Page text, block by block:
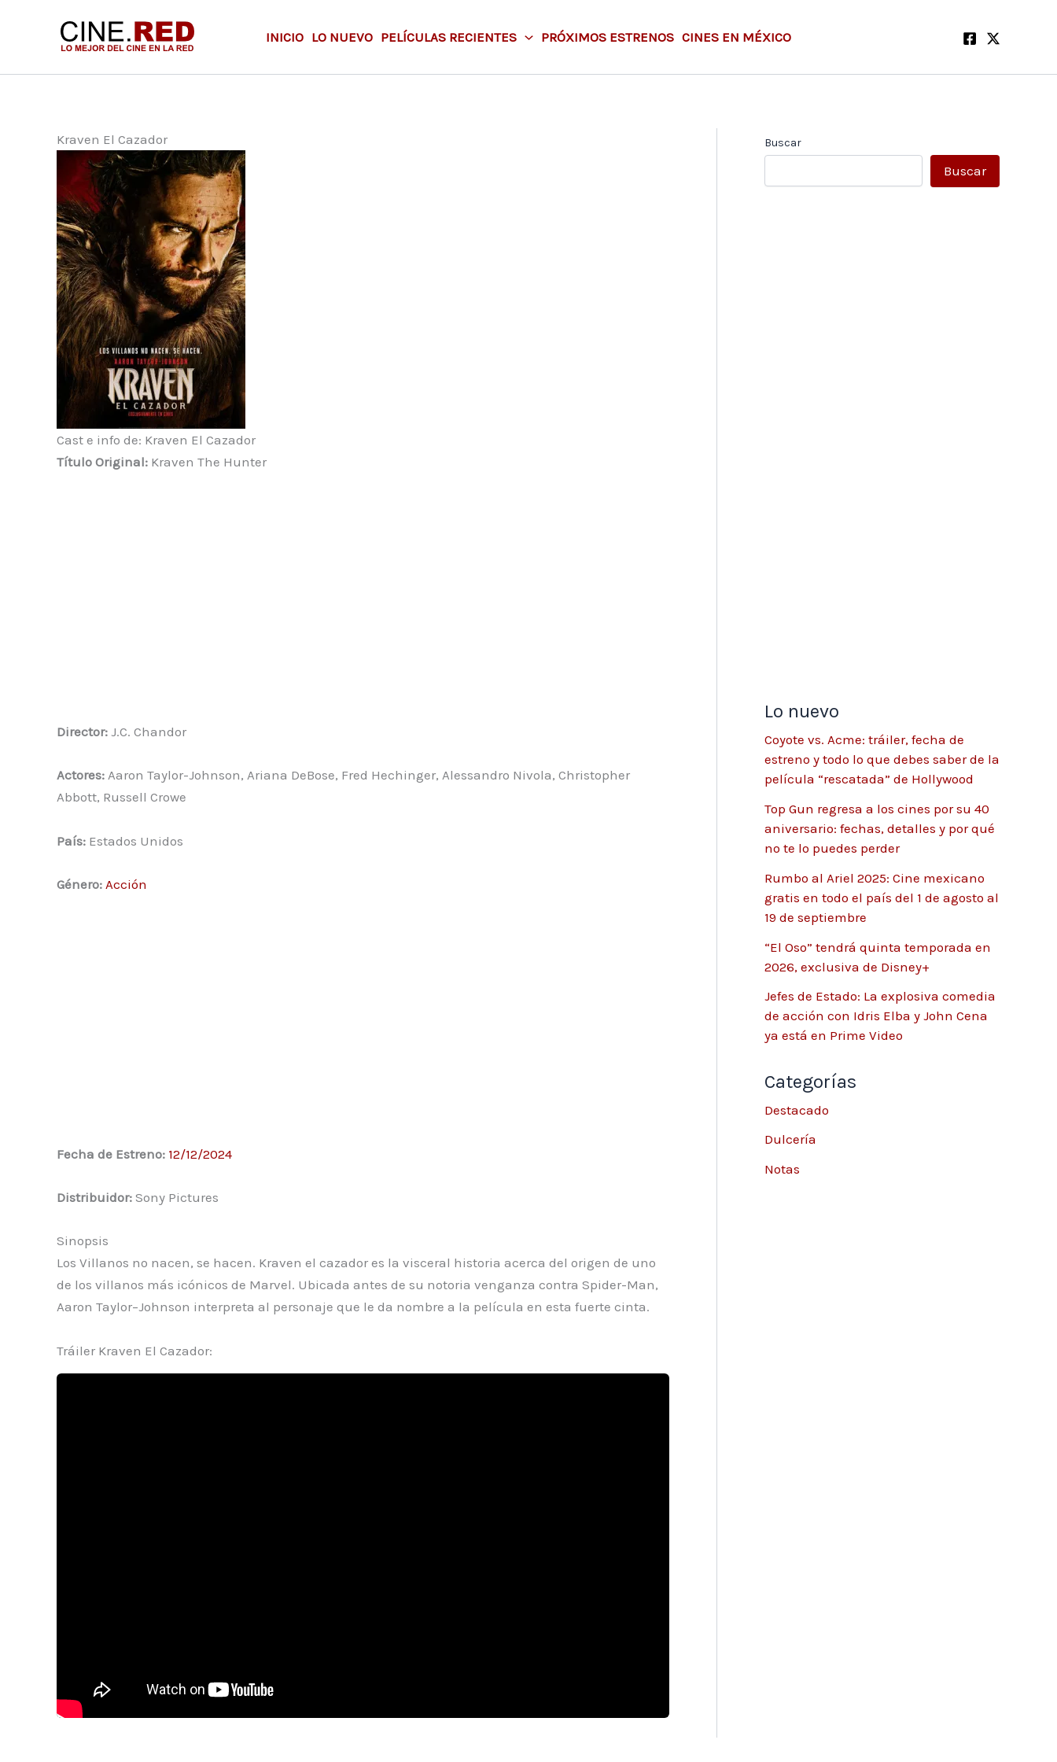
INICIO LO NUEVO PELÍCULAS RECIENTES PRÓXIMOS ESTRENOS CINES EN MÉXICO
Kraven El Cazador
Cast e info de: Kraven El Cazador
Título Original: Kraven The Hunter
Director: J.C. Chandor
Actores: Aaron Taylor-Johnson, Ariana DeBose, Fred Hechinger, Alessandro Nivola, Christopher
Abbott, Russell Crowe
País: Estados Unidos
Género: Acción
Fecha de Estreno: 12/12/2024
Distribuidor: Sony Pictures
Sinopsis
Los Villanos no nacen, se hacen. Kraven el cazador es la visceral historia acerca del origen de uno
de los villanos más icónicos de Marvel. Ubicada antes de su notoria venganza contra Spider-Man,
Aaron Taylor–Johnson interpreta al personaje que le da nombre a la película en esta fuerte cinta.
Tráiler Kraven El Cazador:
Buscar
Buscar
Lo nuevo
Coyote vs. Acme: tráiler, fecha de
estreno y todo lo que debes saber de la
película “rescatada” de Hollywood
Top Gun regresa a los cines por su 40
aniversario: fechas, detalles y por qué
no te lo puedes perder
Rumbo al Ariel 2025: Cine mexicano
gratis en todo el país del 1 de agosto al
19 de septiembre
“El Oso” tendrá quinta temporada en
2026, exclusiva de Disney+
Jefes de Estado: La explosiva comedia
de acción con Idris Elba y John Cena
ya está en Prime Video
Categorías
Destacado
Dulcería
Notas